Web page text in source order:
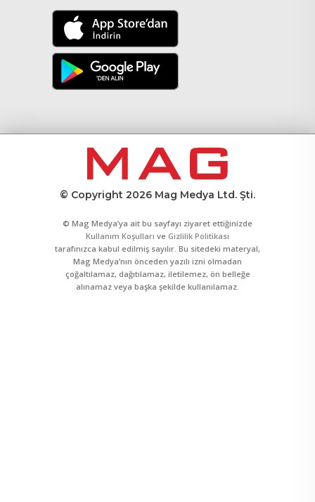
© Copyright 2026 Mag Medya Ltd. Şti.
© Mag Medya’ya ait bu sayfayı ziyaret ettiğinizde
Kullanım Koşulları ve Gizlilik Politikası
tarafınızca kabul edilmiş sayılır. Bu sitedeki materyal,
Mag Medya’nın önceden yazılı izni olmadan
çoğaltılamaz, dağıtılamaz, iletilemez, ön belleğe
alınamaz veya başka şekilde kullanılamaz.